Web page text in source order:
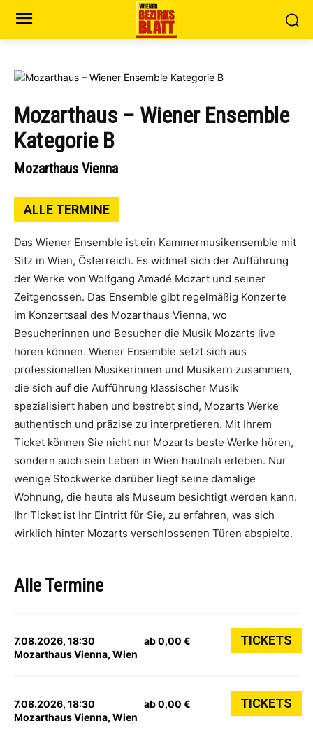
Mozarthaus – Wiener Ensemble
Kategorie B
Mozarthaus Vienna
ALLE TERMINE
Das Wiener Ensemble ist ein Kammermusikensemble mit
Sitz in Wien, Österreich. Es widmet sich der Aufführung
der Werke von Wolfgang Amadé Mozart und seiner
Zeitgenossen. Das Ensemble gibt regelmäßig Konzerte
im Konzertsaal des Mozarthaus Vienna, wo
Besucherinnen und Besucher die Musik Mozarts live
hören können. Wiener Ensemble setzt sich aus
professionellen Musikerinnen und Musikern zusammen,
die sich auf die Aufführung klassischer Musik
spezialisiert haben und bestrebt sind, Mozarts Werke
authentisch und präzise zu interpretieren. Mit Ihrem
Ticket können Sie nicht nur Mozarts beste Werke hören,
sondern auch sein Leben in Wien hautnah erleben. Nur
wenige Stockwerke darüber liegt seine damalige
Wohnung, die heute als Museum besichtigt werden kann.
Ihr Ticket ist Ihr Eintritt für Sie, zu erfahren, was sich
wirklich hinter Mozarts verschlossenen Türen abspielte.
Alle Termine
7.08.2026, 18:30
Mozarthaus Vienna, Wien
ab 0,00 € TICKETS
7.08.2026, 18:30
Mozarthaus Vienna, Wien
ab 0,00 € TICKETS